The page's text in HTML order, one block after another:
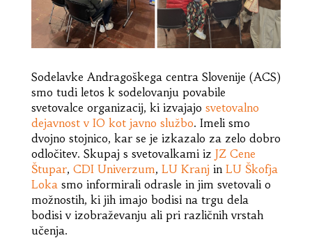
Sodelavke Andragoškega centra Slovenije (ACS)
smo tudi letos k sodelovanju povabile
svetovalce organizacij, ki izvajajo svetovalno
dejavnost v IO kot javno službo. Imeli smo
dvojno stojnico, kar se je izkazalo za zelo dobro
odločitev. Skupaj s svetovalkami iz JZ Cene
Štupar, CDI Univerzum, LU Kranj in LU Škofja
Loka smo informirali odrasle in jim svetovali o
možnostih, ki jih imajo bodisi na trgu dela
bodisi v izobraževanju ali pri različnih vrstah
učenja.